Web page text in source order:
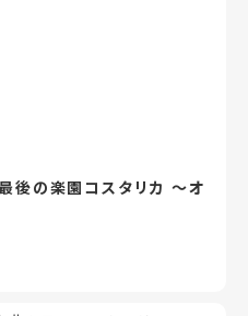
後の楽園コスタリカ ～オ